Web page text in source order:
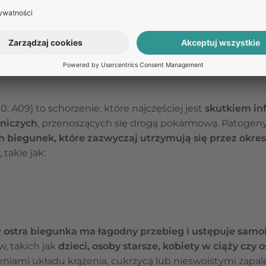
gazów i stolca
układu pokarmowego
A09) to schorzenie, które najczęściej jest skutkiem
, przenoszących się drogą pokarmową.
biegunek, które zazwyczaj utrzymują się przez
takie jak:
ostra biegunka ma łagodny przebieg i ustępuje
takich jak dzieci, osoby starsze, kobiety w ciąży czy
układu krążenia, cukrzycą lub nieswoistymi